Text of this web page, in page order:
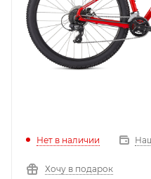
Нет в наличии
Хочу в подарок